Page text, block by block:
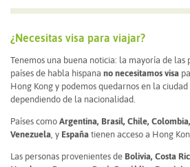
¿Necesitas visa para viajar?
Tenemos una buena noticia: la mayoría de las
países de habla hispana no necesitamos visa
Hong Kong y podemos quedarnos en la ciudad
dependiendo de la nacionalidad.
Países como Argentina, Brasil, Chile,
Venezuela , y España tienen acceso a Hong
Las personas provenientes de Bolivia, Costa